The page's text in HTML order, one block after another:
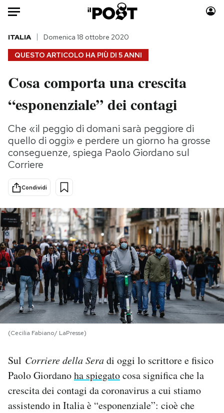
Auto
HOME
Italia
Politica
Tecnologia
Internet
Scienza
Cultura
Economia
Moda
Consumismi
Storie/Idee
Ok Boomer!
Media
PODCAST
NEWSLETTER
I MIEI PREFERITI
CALENDARIO
AREA PERSONALE
QUESTO ARTICOLO HA PIÙ DI 5 ANNI
ITALIA Domenica 18 ottobre 2020
Cosa comporta una crescita
“esponenziale” dei contagi
Che «il peggio di domani sarà peggiore di
quello di oggi» e perdere un giorno ha grosse
conseguenze, spiega Paolo Giordano sul
Corriere
Condividi
(Cecilia Fabiano/ LaPresse)
Sul Corriere della Seradi oggi lo scrittore e fisico
Paolo Giordanoha spiegatocosa significa che la
crescita dei contagi da coronavirus a cui stiamo
assistendo in Italia è “esponenziale”: cioè che